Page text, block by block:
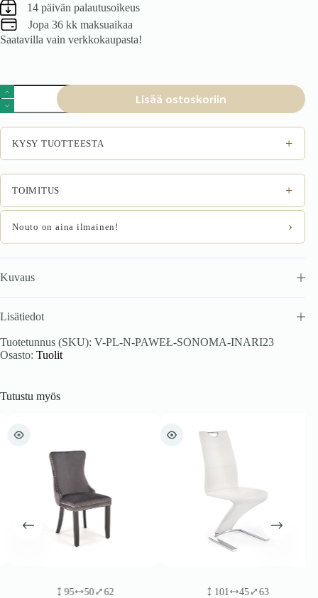
14 päivän palautusoikeus
Jopa 36 kk maksuaikaa
Saatavilla vain verkkokaupasta!
Tuoli
Pawel,
tammi
/
Inari
määrä
Lisää ostoskoriin
KYSY TUOTTEESTA +
TOIMITUS +
Nouto on aina ilmainen! ›
Kuvaus
Lisätiedot
Tuotetunnus (SKU): V-PL-N-PAWEŁ-SONOMA-INARI23
Osasto: Tuolit
Tutustu myös
95 50 62 101 45 63